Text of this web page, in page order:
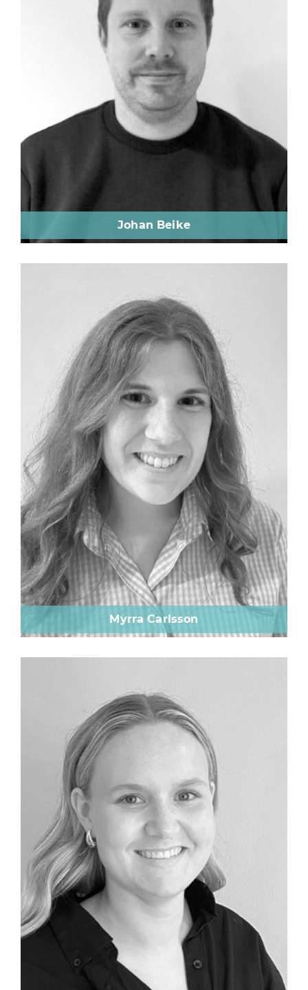
Johan Beike
Myrra Carlsson